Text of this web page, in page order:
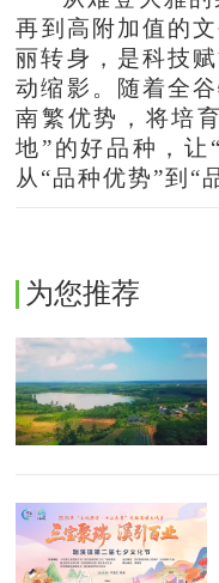
再到高附加值的
丽转身，是科技
动缩影。随着全
南繁优势，将培
地”的好品种，让
从“品种优势”到“
为您推荐